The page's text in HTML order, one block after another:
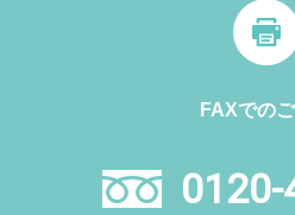
FAXでの